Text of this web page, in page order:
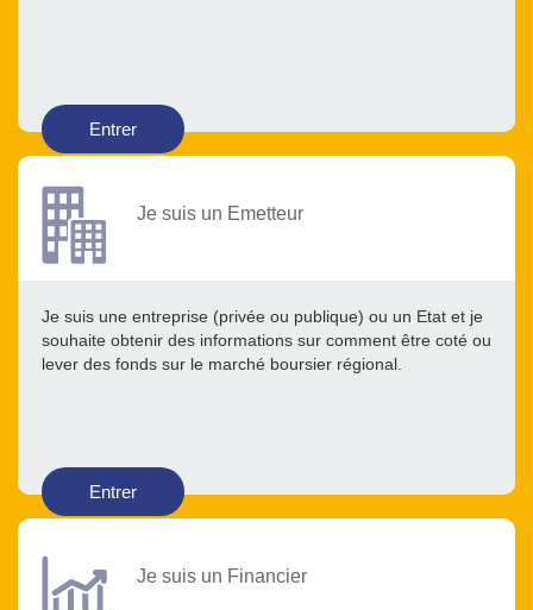
Entrer
Je suis un Emetteur
Je suis une entreprise (privée ou publique) ou un Etat et je
souhaite obtenir des informations sur comment être coté ou
lever des fonds sur le marché boursier régional.
Entrer
Je suis un Financier